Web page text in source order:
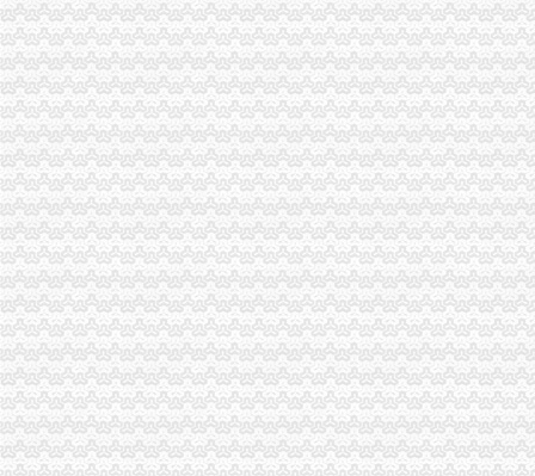
闵行区莘庄莘建东路附近代办工商营业执照注册代理记账-上海58同城
海棠溪代办营业执照
重庆求谷科技有限公司
重庆墨泽文化播有限公司_工商信息_电话_地址_信用信息_财务信息
武昌区公司注册|代理注册|公司代办_武汉企业注册代理服务中心
重庆长航汽车服务有限公司_【信用信息_诉讼信息_财务信息_注册信息
【重庆海棠溪其他商务服务信息】-重庆赶集网
弹子石代办营业执照
重庆钢运置业代理有限公司子石分部_【电话地址_招聘信息_注册信
子石工商代办_列表网
【重庆子石厂家属区附近快递公司_快递网点_快递电话】-重庆赶
专业代办预包装食品经营许可不成功不收费
【重庆南岸区商务服务企业名录】_第2页_顺企网
茶园新区代办营业执照
重庆哪家代办较快办理营业执照,房地产开发资质验资-重庆58同城
【图】南岸茶园新区府公司注册代办营业执照代理_重庆工商注册_重
新华区注册公司条件、步骤,2017年新华代理注册公司要多少钱
苏州注册公司_苏州代理记账_苏州代办营业执照_苏州新区|吴中区|吴江|
虎丘新区苏州物业资质代理物业公司营业执照办理【今日推荐网-苏州